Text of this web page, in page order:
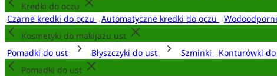
Kredki do oczu
Czarne kredki do oczu
Automatyczne kredki do oczu
Kosmetyki do makijażu ust
Pomadki do ust
Błyszczyki do ust Szminki Konturówki
Pomadki do ust